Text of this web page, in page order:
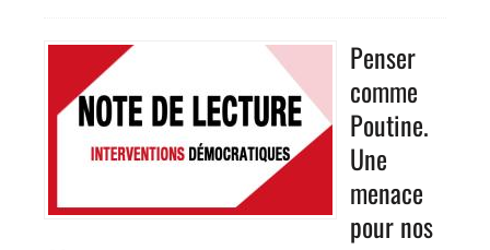
Penser
comme
Poutine.
Une
menace
pour nos